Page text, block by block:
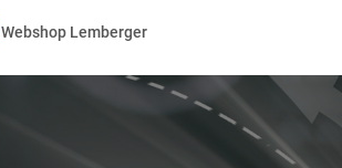
Webshop Lemberger